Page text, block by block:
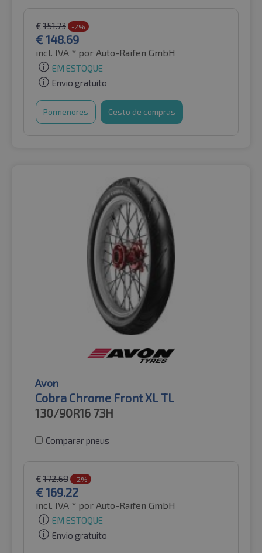
€ 151.73 -2%
€148.69
incl. IVA * por Auto-Raifen GmbH
EM ESTOQUE
Envio gratuito
Pormenores Cesto de compras
Avon
Cobra Chrome Front XL TL
130/90R16 73H
Comparar pneus
€ 172.68 -2%
€169.22
incl. IVA * por Auto-Raifen GmbH
EM ESTOQUE
Envio gratuito